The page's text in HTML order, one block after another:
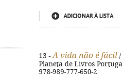
ADICIONAR À LISTA
13 - A vida não é fácil
Planeta de Livros
978-989-777-650-2